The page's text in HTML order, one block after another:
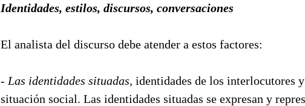
Identidades, estilos, discursos, conversaciones
El analista del discurso debe atender a estos factores:
- Las identidades situadas, identidades de los interlocutores
situación social. Las identidades situadas se expresan y